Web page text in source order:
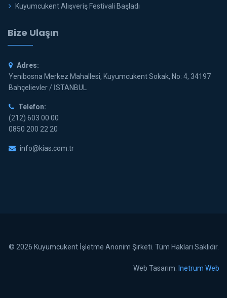
Kuyumcukent Alışveriş Festivali Başladı
Bize Ulaşın
Adres:
Yenibosna Merkez Mahallesi, Kuyumcukent Sokak, No: 4, 34197
Bahçelievler / İSTANBUL
Telefon:
(212) 603 00 00
0850 200 22 20
info@kias.com.tr
© 2026 Kuyumcukent İşletme Anonim Şirketi. Tüm Hakları Saklıdır.
Web Tasarım: Inetrum Web